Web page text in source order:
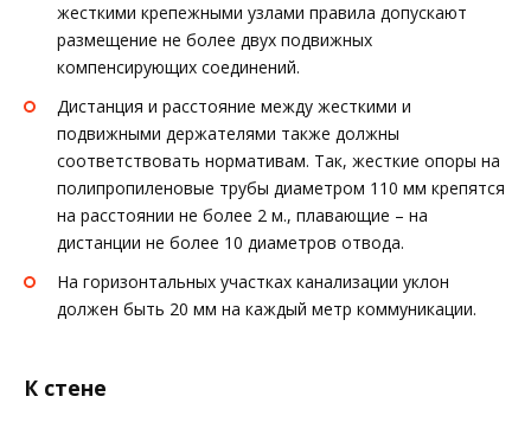
жесткими крепежными узлами правила допускают
размещение не более двух подвижных
компенсирующих соединений.
Дистанция и расстояние между жесткими и
подвижными держателями также должны
соответствовать нормативам. Так, жесткие опоры на
полипропиленовые трубы диаметром 110 мм крепятся
на расстоянии не более 2 м., плавающие – на
дистанции не более 10 диаметров отвода.
На горизонтальных участках канализации уклон
должен быть 20 мм на каждый метр коммуникации.
К стене